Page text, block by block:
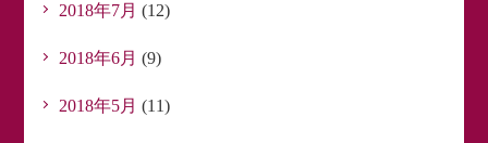
2018年7月 (12)
2018年6月 (9)
2018年5月 (11)